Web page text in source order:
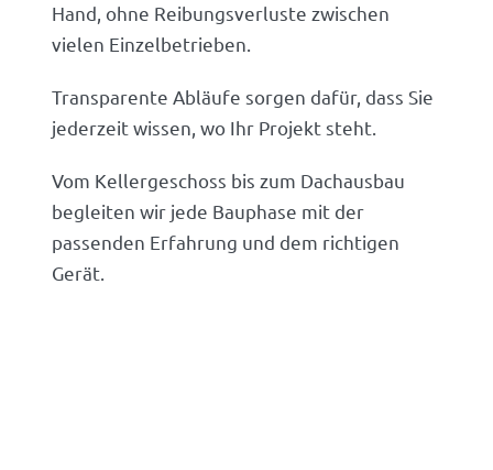
Hand, ohne Reibungsverluste zwischen
vielen Einzelbetrieben.
Transparente Abläufe sorgen dafür, dass Sie
jederzeit wissen, wo Ihr Projekt steht.
Vom Kellergeschoss bis zum Dachausbau
begleiten wir jede Bauphase mit der
passenden Erfahrung und dem richtigen
Gerät.